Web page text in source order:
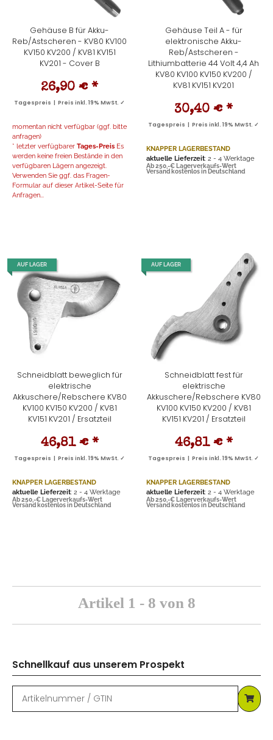
Gehäuse B für Akku-
Reb/Astscheren - KV80 KV100
KV150 KV200 / KV81 KV151
KV201 - Cover B
26,90 € *
Tagespreis | Preis inkl. 19% MwSt. ✓
momentan nicht verfügbar (ggf. bitte
anfragen)
* letzter verfügbarer Tages-Preis Es
werden keine freien Bestände in den
verfügbaren Lägern angezeigt.
Verwenden Sie ggf. das Fragen-
Formular auf dieser Artikel-Seite für
Anfragen...
Gehäuse Teil A - für
elektronische Akku-
Reb/Astscheren -
Lithiumbatterie 44 Volt 4,4 Ah
KV80 KV100 KV150 KV200 /
KV81 KV151 KV201
30,40 € *
Tagespreis | Preis inkl. 19% MwSt. ✓
KNAPPER LAGERBESTAND
aktuelle Lieferzeit: 2 - 4 Werktage
Ab 250,-€ Lagerverkaufs-Wert
Versand kostenlos in Deutschland
AUF LAGER
Schneidblatt beweglich für
elektrische
Akkuschere/Rebschere KV80
KV100 KV150 KV200 / KV81
KV151 KV201 / Ersatzteil
46,81 € *
Tagespreis | Preis inkl. 19% MwSt. ✓
KNAPPER LAGERBESTAND
aktuelle Lieferzeit: 2 - 4 Werktage
Ab 250,-€ Lagerverkaufs-Wert
Versand kostenlos in Deutschland
AUF LAGER
Schneidblatt fest für
elektrische
Akkuschere/Rebschere KV80
KV100 KV150 KV200 / KV81
KV151 KV201 / Ersatzteil
46,81 € *
Tagespreis | Preis inkl. 19% MwSt. ✓
KNAPPER LAGERBESTAND
aktuelle Lieferzeit: 2 - 4 Werktage
Ab 250,-€ Lagerverkaufs-Wert
Versand kostenlos in Deutschland
Artikel 1 - 8 von 8
Schnellkauf aus unserem Prospekt